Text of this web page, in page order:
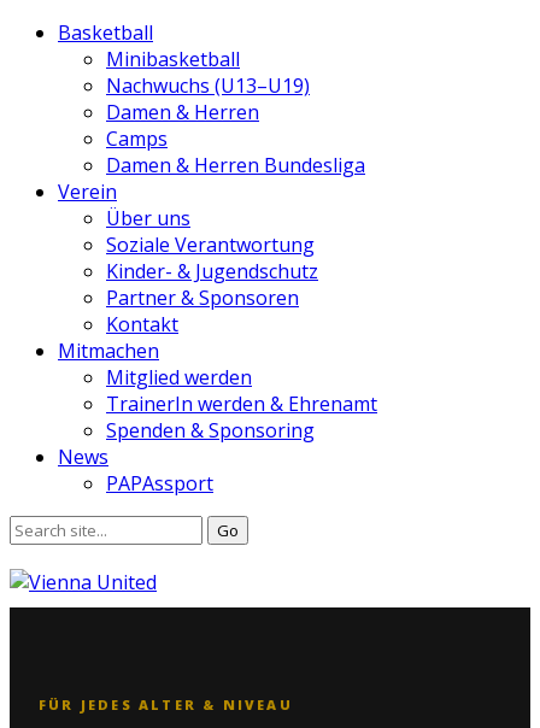
Basketball
Minibasketball
Nachwuchs (U13–U19)
Damen & Herren
Camps
Damen & Herren Bundesliga
Verein
Über uns
Soziale Verantwortung
Kinder- & Jugendschutz
Partner & Sponsoren
Kontakt
Mitmachen
Mitglied werden
TrainerIn werden & Ehrenamt
Spenden & Sponsoring
News
PAPAssport
FÜR JEDES ALTER & NIVEAU